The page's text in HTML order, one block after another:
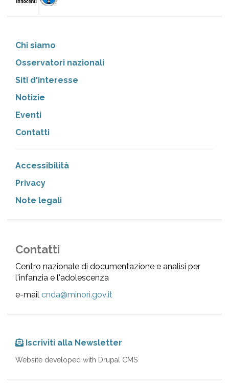
Chi siamo
Osservatori nazionali
Siti d'interesse
Notizie
Eventi
Contatti
Accessibilità
Privacy
Note legali
Contatti
Centro nazionale di documentazione e analisi per
l'infanzia e l'adolescenza
e-mail cnda@minori.gov.it
Iscriviti alla Newsletter
Website developed with Drupal CMS